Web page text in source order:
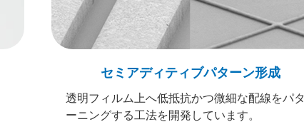
セミアディティブパターン形成
透明フィルム上へ低抵抗かつ微細な配線をパタ
ーニングする工法を開発しています。